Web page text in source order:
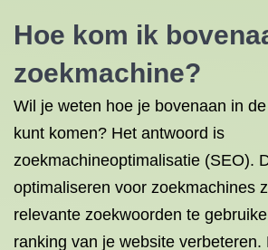
Hoe kom ik
zoekmachine?
Wil je weten hoe je bovenaan in
kunt komen? Het antwoord is
zoekmachineoptimalisatie (SEO).
optimaliseren voor zoekmachines
relevante zoekwoorden te
ranking van je website verbeteren.